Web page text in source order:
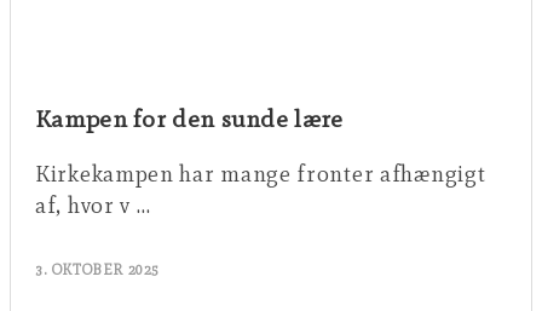
Kampen for den sunde lære
Kirkekampen har mange fronter afhængigt
af, hvor v …
3. OKTOBER 2025